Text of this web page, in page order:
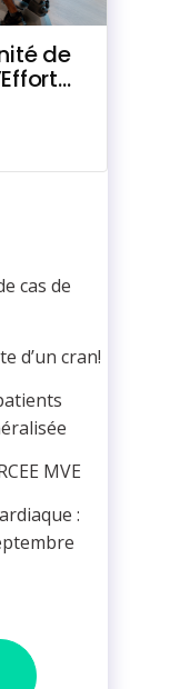
de
cas de
d’un cran!
MVE
: